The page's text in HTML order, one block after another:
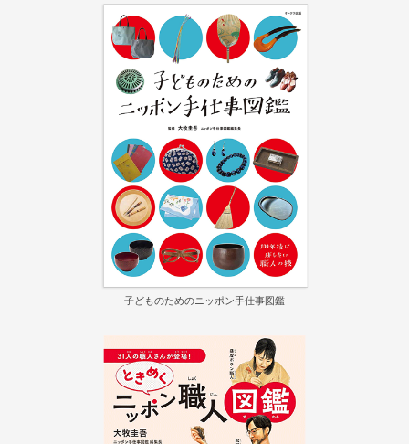
子どものためのニッポン手仕事図鑑